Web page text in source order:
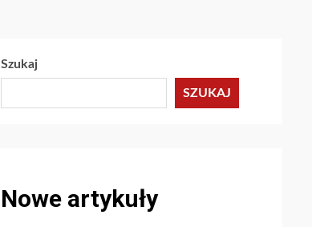
Szukaj
SZUKAJ
Nowe artykuły